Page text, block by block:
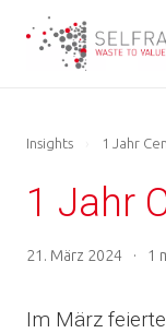
Insights 1 Jahr
1 Jahr
21. März 2024 · 1
Im März